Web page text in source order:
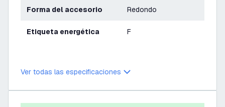
Forma del accesorio Redondo
Etiqueta energética F
Ver todas las especificaciones